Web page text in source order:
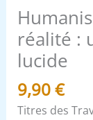
réalité :
lucide
9,90€
Titres des